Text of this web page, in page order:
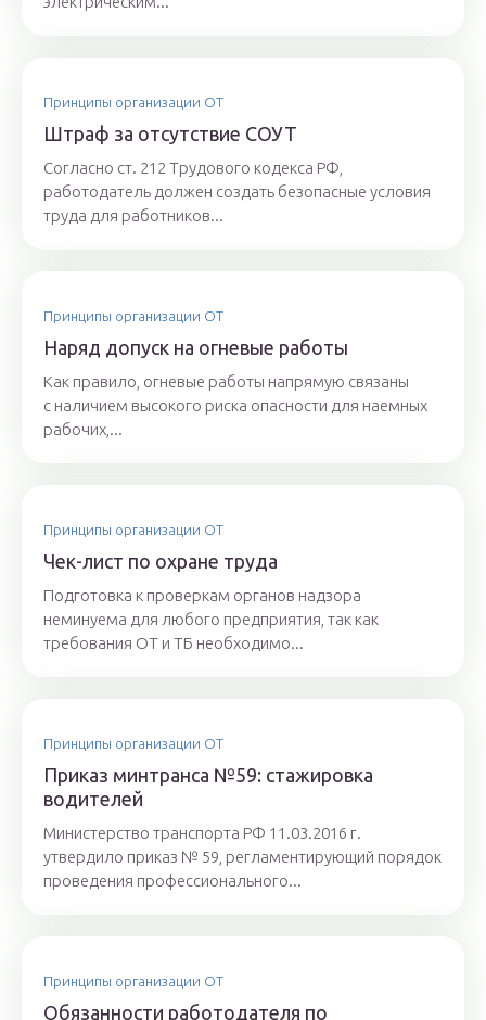
Принципы организации ОТ
Штраф за отсутствие СОУТ
Согласно ст. 212 Трудового кодекса РФ,
работодатель должен создать безопасные условия
труда для работников...
Принципы организации ОТ
Наряд допуск на огневые работы
Как правило, огневые работы напрямую связаны
с наличием высокого риска опасности для наемных
рабочих,...
Принципы организации ОТ
Чек-лист по охране труда
Подготовка к проверкам органов надзора
неминуема для любого предприятия, так как
требования ОТ и ТБ необходимо...
Принципы организации ОТ
Приказ минтранса №59: стажировка
водителей
Министерство транспорта РФ 11.03.2016 г.
утвердило приказ № 59, регламентирующий порядок
проведения профессионального...
Принципы организации ОТ
Обязанности работодателя по